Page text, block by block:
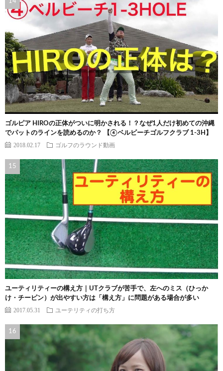
ゴルピア HIROの正体がついに明かされる！？なぜ1人だけ初めての沖縄
でパットのラインを読めるのか？ 【④ベルビーチゴルフクラブ 1-3H】
2018.02.17 ゴルフのラウンド動画
ユーティリティーの構え方｜UTクラブが苦手で、左へのミス（ひっか
け・チーピン）が出やすい方は「構え方」に問題がある場合が多い
2017.05.31 ユーテリティの打ち方